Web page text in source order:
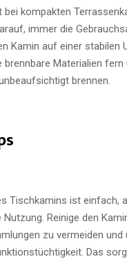
kompakten
immer die
Kamin auf einer stabilen
brennbare Materialien fern
brennen.
Tischkamins ist einfach,
Reinige den
zu vermeiden und
Das